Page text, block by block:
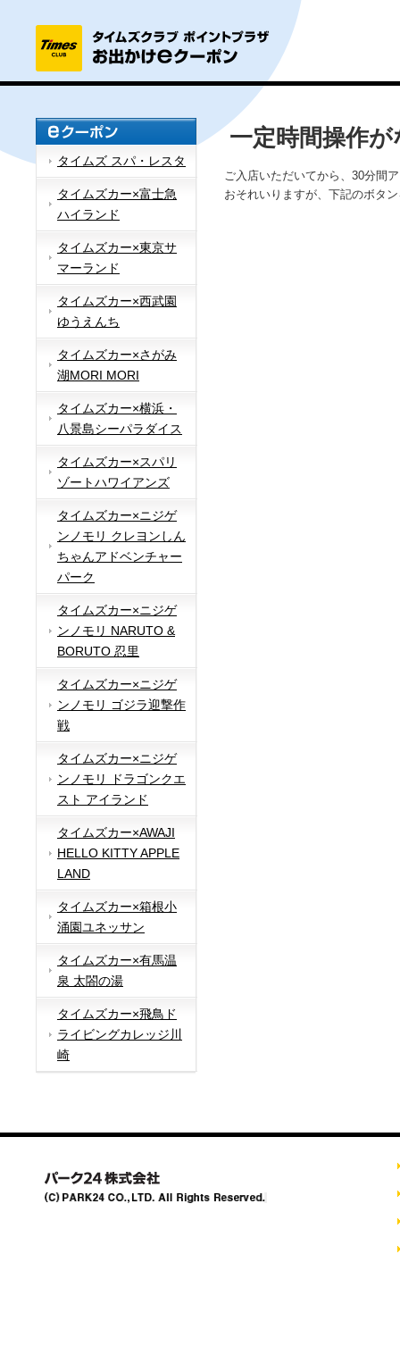
タイムズ スパ・レスタ
タイムズカー×富士急
ハイランド
タイムズカー×東京サ
マーランド
タイムズカー×西武園
ゆうえんち
タイムズカー×さがみ
湖MORI MORI
タイムズカー×横浜・
八景島シーパラダイス
タイムズカー×スパリ
ゾートハワイアンズ
タイムズカー×ニジゲ
ンノモリ クレヨンしん
ちゃんアドベンチャー
パーク
タイムズカー×ニジゲ
ンノモリ NARUTO &
BORUTO 忍里
タイムズカー×ニジゲ
ンノモリ ゴジラ迎撃作
戦
タイムズカー×ニジゲ
ンノモリ ドラゴンクエ
スト アイランド
タイムズカー×AWAJI
HELLO KITTY APPLE
LAND
タイムズカー×箱根小
涌園ユネッサン
タイムズカー×有馬温
泉 太閤の湯
タイムズカー×飛鳥ド
ライビングカレッジ川
崎
一定時間操作
ご入店いただいてから、30分間
おそれいりますが、下記のボタ